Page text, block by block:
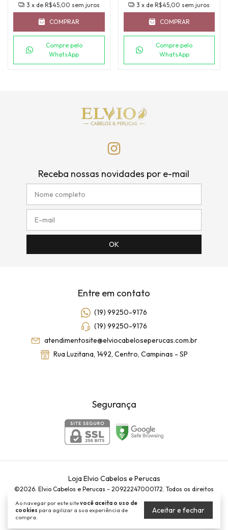
Ao navegar por este sitevocê aceita o uso de
cookies para agilizar a sua experiência de
compra.
Aceitar e fechar
3 x de R$45,00 sem juros
COMPRAR
Compre pelo
WhatsApp
3 x deR$45,00 sem juros
COMPRAR
Compre pelo
WhatsApp
Receba nossas novidades por e-mail
Entre em contato
(19) 99250-9176
(19) 99250-9176
atendimentosite@elviocabeloseperucas.com.br
Rua Luzitana, 1492, Centro, Campinas - SP
Segurança
Loja Elvio Cabelos e Perucas
©2026. Elvio Cabelos e Perucas - 20922247000172. Todos os direitos